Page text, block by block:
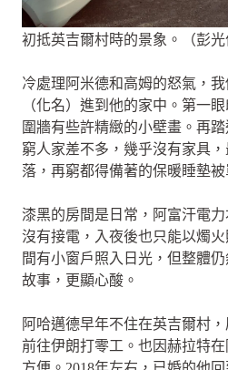
初抵英吉爾村時的景象。（彭光
冷處理阿米德和高姆的怒氣，
（化名）進到他的家中。第一
圍牆有些許精緻的小壁畫。再
窮人家差不多，幾乎沒有家具
落，再窮都得備著的保暖睡墊被
漆黑的房間是日常，阿富汗電
沒有接電，入夜後也只能以燭
間有小窗戶照入日光，但整體
故事，更顯心酸。
阿哈邁德早年不住在英吉爾村
前往伊朗打零工。也因赫拉特